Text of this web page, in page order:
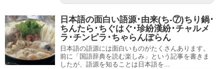
日本語の面白い語源･由来(ち-⑦)ちり鍋･
ちんたら･ちぐはぐ･珍紛漢紛･チャルメ
ラ･チンピラ･ちゃらんぽらん
日本語の語源には面白いものがたくさんあります。
前に「国語辞典を読む楽しみ」という記事を書きま
したが、語源を知ることは日本語を...